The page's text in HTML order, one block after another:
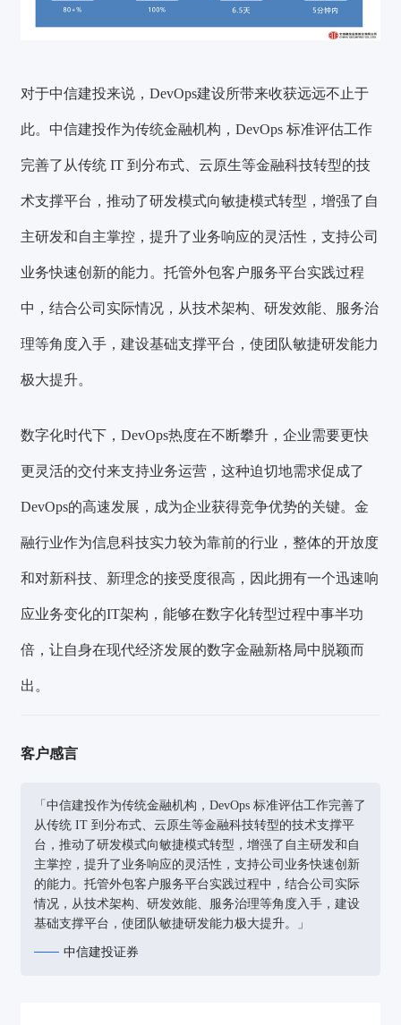
对于中信建投来说，DevOps建设所带来收获远远不止于
此。 中信建投作为传统金融机构，DevOps 标准评估工作
完善了从传统 IT 到分布式、云原生等金融科技转型的技
术支撑平台，推动了研发模式向敏捷模式转型，增强了自
主研发和自主掌控，提升了业务响应的灵活性，支持公司
业务快速创新的能力。托管外包客户服务平台实践过程
中，结合公司实际情况，从技术架构、研发效能、服务治
理等角度入手，建设基础支撑平台，使团队敏捷研发能力
极大提升。
数字化时代下，DevOps热度在不断攀升，企业需要更快
更灵活的交付来支持业务运营，这种迫切地需求促成了
DevOps的高速发展，成为企业获得竞争优势的关键。金
融行业作为信息科技实力较为靠前的行业，整体的开放度
和对新科技、新理念的接受度很高，因此拥有一个迅速响
应业务变化的IT架构，能够在数字化转型过程中事半功
倍，让自身在现代经济发展的数字金融新格局中脱颖而
出。
客户感言
「中信建投作为传统金融机构，DevOps 标准评估工作完善了
从传统 IT 到分布式、云原生等金融科技转型的技术支撑平
台，推动了研发模式向敏捷模式转型，增强了自主研发和自
主掌控，提升了业务响应的灵活性，支持公司业务快速创新
的能力。托管外包客户服务平台实践过程中，结合公司实际
情况，从技术架构、研发效能、服务治理等角度入手，建设
基础支撑平台，使团队敏捷研发能力极大提升。」
中信建投证券